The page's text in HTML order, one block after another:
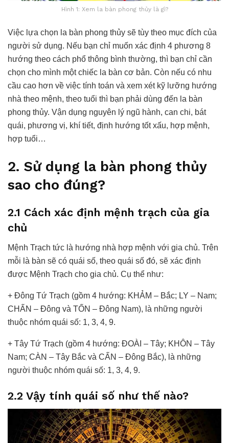
Hình 1: Xem la bàn phong thủy là gì?
Việc lựa chọn la bàn phong thủy sẽ tùy theo mục đích của
người sử dụng. Nếu bạn chỉ muốn xác định 4 phương 8
hướng theo cách phổ thông bình thường, thì bạn chỉ cần
chọn cho mình một chiếc la bàn cơ bản. Còn nếu có nhu
cầu cao hơn về việc tính toán và xem xét kỹ lưỡng hướng
nhà theo mệnh, theo tuổi thì bạn phải dùng đến la bàn
phong thủy. Vận dụng nguyên lý ngũ hành, can chi, bát
quái, phương vị, khí tiết, định hướng tốt xấu, hợp mệnh,
hợp tuổi…
2. Sử dụng la bàn phong thủy
sao cho đúng?
2.1 Cách xác định mệnh trạch của gia
chủ
Mệnh Trạch tức là hướng nhà hợp mệnh với gia chủ. Trên
mỗi là bàn sẽ có quái số, theo quái số đó, sẽ xác định
được Mệnh Trạch cho gia chủ. Cụ thể như:
+ Đông Tứ Trạch (gồm 4 hướng: KHẢM – Bắc; LY – Nam;
CHẤN – Đông và TỐN – Đông Nam), là những người
thuộc nhóm quái số: 1, 3, 4, 9.
+ Tây Tứ Trạch (gồm 4 hướng: ĐOÀI – Tây; KHÔN – Tây
Nam; CÀN – Tây Bắc và CẤN – Đông Bắc), là những
người thuộc nhóm quái số: 1, 3, 4, 9.
2.2 Vậy tính quái số như thế nào?